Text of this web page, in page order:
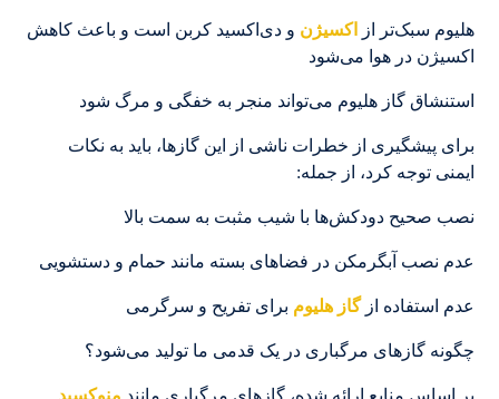
هلیوم سبک‌تر از اکسیژن و دی‌اکسید کربن است و باعث کاهش
اکسیژن در هوا می‌شود
استنشاق گاز هلیوم می‌تواند منجر به خفگی و مرگ شود
برای پیشگیری از خطرات ناشی از این گازها، باید به نکات
ایمنی توجه کرد، از جمله:
نصب صحیح دودکش‌ها با شیب مثبت به سمت بالا
عدم نصب آبگرمکن در فضاهای بسته مانند حمام و دستشویی
عدم استفاده ازگاز هلیوم برای تفریح و سرگرمی
چگونه گازهای مرگباری در یک قدمی ما تولید می‌شود؟
بر اساس منابع ارائه شده، گازهای مرگباری مانند منوکسید